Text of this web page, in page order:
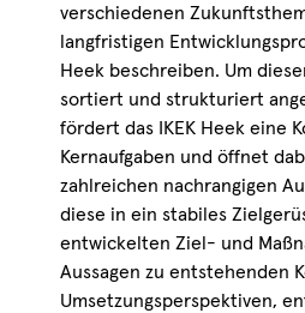
verschiedenen
langfristigen
Heek beschreiben. Um
sortiert und strukturiert
fördert das IKEK Heek eine
Kernaufgaben und öffnet
zahlreichen nachrangigen
diese in ein stabiles
entwickelten Ziel- und
Aussagen zu entstehenden
Umsetzungsperspektiven,